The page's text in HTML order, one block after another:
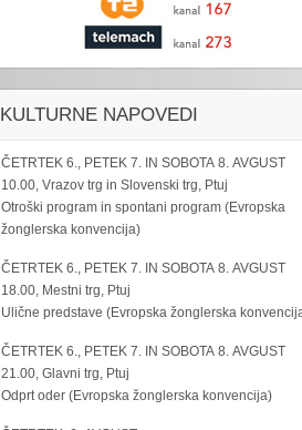
KULTURNE NAPOVEDI
ČETRTEK 6., PETEK 7. IN SOBOTA 8. AVGUST
10.00, Vrazov trg in Slovenski trg, Ptuj
Otroški program in spontani program (Evropska
žonglerska konvencija)
ČETRTEK 6., PETEK 7. IN SOBOTA 8. AVGUST
18.00, Mestni trg, Ptuj
Ulične predstave (Evropska žonglerska
ČETRTEK 6., PETEK 7. IN SOBOTA 8. AVGUST
21.00, Glavni trg, Ptuj
Odprt oder (Evropska žonglerska konvencija)